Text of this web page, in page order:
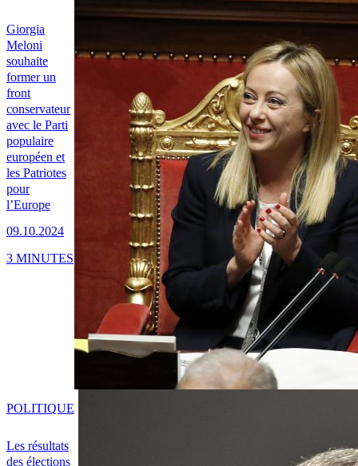
Giorgia
Meloni
souhaite
former un
front
conservateur
avec le Parti
populaire
européen et
les Patriotes
pour
l’Europe
09.10.2024
3 MINUTES
Les résultats
des élections
POLITIQUE